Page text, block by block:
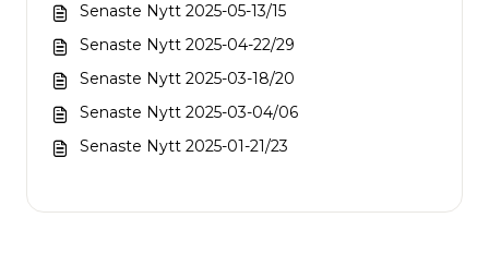
Senaste Nytt 2025-05-13/15
Senaste Nytt 2025-04-22/29
Senaste Nytt 2025-03-18/20
Senaste Nytt 2025-03-04/06
Senaste Nytt 2025-01-21/23